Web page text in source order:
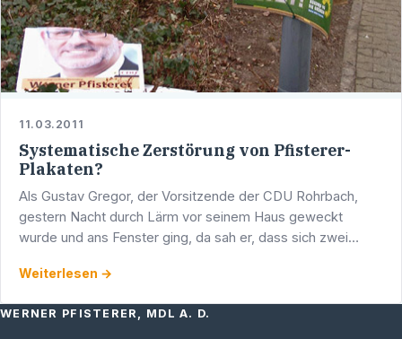
11.03.2011
Systematische Zerstörung von Pfisterer-
Plakaten?
Als Gustav Gregor, der Vorsitzende der CDU Rohrbach,
gestern Nacht durch Lärm vor seinem Haus geweckt
wurde und ans Fenster ging, da sah er, dass sich zwei
…
Weiterlesen →
WERNER PFISTERER, MDL A. D.